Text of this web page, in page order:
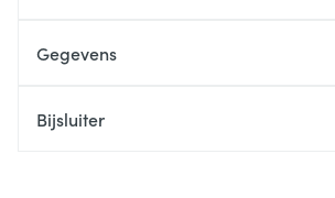
Gegevens
Bijsluiter